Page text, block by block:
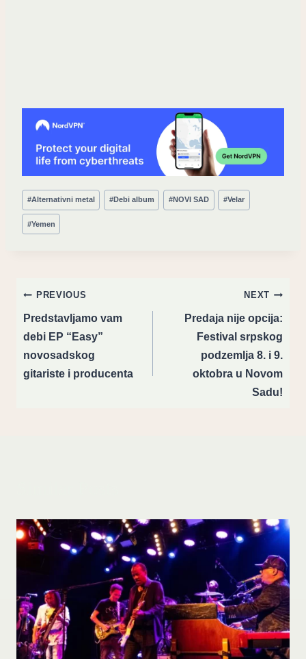
Post
Tags:
#Alternativni metal #Debi album #NOVI SAD #Velar
#Yemen
Post
navigation
PREVIOUS
Predstavljamo vam
debi EP “Easy”
novosadskog
gitariste i producenta
NEXT
Predaja nije opcija:
Festival srpskog
podzemlja 8. i 9.
oktobra u Novom
Sadu!